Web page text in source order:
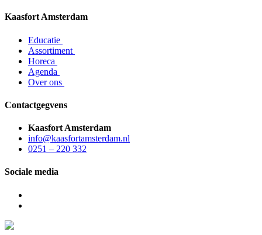
Kaasfort Amsterdam
Educatie
Assortiment
Horeca
Agenda
Over ons
Contactgegvens
Kaasfort Amsterdam
info@kaasfortamsterdam.nl
0251 – 220 332
Sociale media